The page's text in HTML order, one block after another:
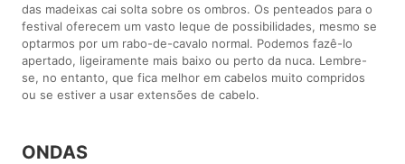
das madeixas cai solta sobre os ombros. Os penteados para o
festival oferecem um vasto leque de possibilidades, mesmo se
optarmos por um rabo-de-cavalo normal. Podemos fazê-lo
apertado, ligeiramente mais baixo ou perto da nuca. Lembre-
se, no entanto, que fica melhor em cabelos muito compridos
ou se estiver a usar extensões de cabelo.
ONDAS